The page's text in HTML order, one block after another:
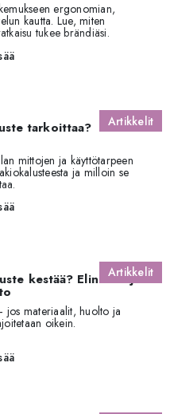
ergonomian,
kautta. Lue, miten
tukee brändiäsi.
Artikkelit
tarkoittaa?
mittojen ja käyttötarpeen
ja milloin se
Artikkelit
kestää? Elinkaari ja
jos materiaalit, huolto ja
oikein.